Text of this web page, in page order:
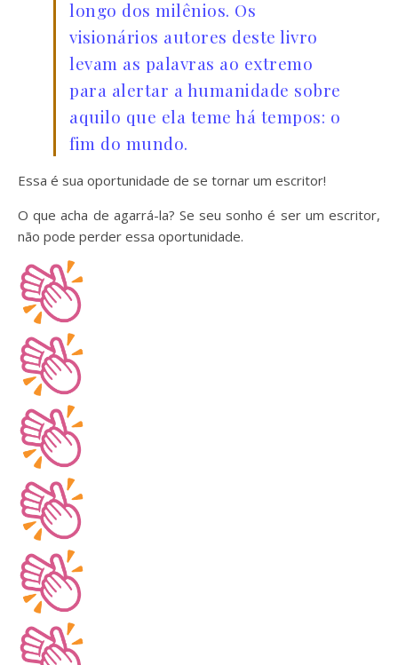
longo dos milênios. Os
visionários autores deste livro
levam as palavras ao extremo
para alertar a humanidade sobre
aquilo que ela teme há tempos: o
fim do mundo.
Essa é sua oportunidade de se tornar um escritor!
O que acha de agarrá-la? Se seu sonho é ser um escritor,
não pode perder essa oportunidade.